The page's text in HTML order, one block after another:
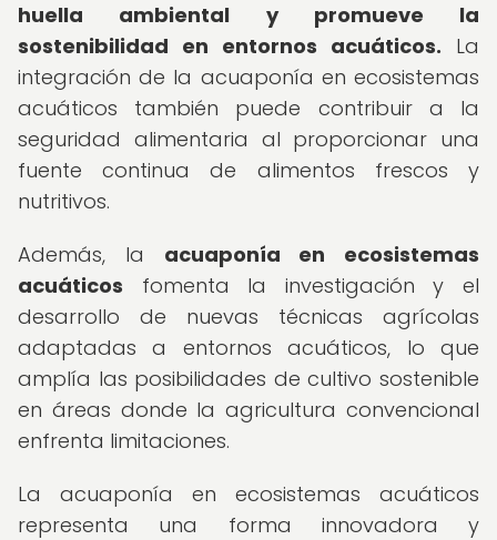
huella ambiental y promueve la
sostenibilidad en entornos acuáticos. La
integración de la acuaponía en ecosistemas
acuáticos también puede contribuir a la
seguridad alimentaria al proporcionar una
fuente continua de alimentos frescos y
nutritivos.
Además, la acuaponía en ecosistemas
acuáticos fomenta la investigación y el
desarrollo de nuevas técnicas agrícolas
adaptadas a entornos acuáticos, lo que
amplía las posibilidades de cultivo sostenible
en áreas donde la agricultura convencional
enfrenta limitaciones.
La acuaponía en ecosistemas acuáticos
representa una forma innovadora y